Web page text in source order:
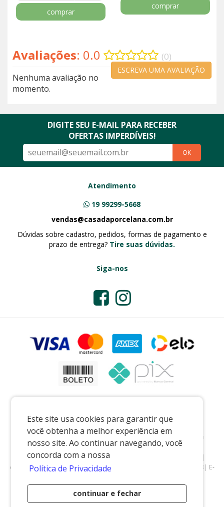
Este site usa cookies para garantir que
você obtenha a melhor experiência em
nosso site. Ao continuar navegando, você
concorda com a nossa
Política de Privacidade
continuar e fechar
comprar
comprar
Avaliações: 0.0 (0)
ESCREVA UMA AVALIAÇÃO
Nenhuma avaliação no
momento.
DIGITE SEU E-MAIL PARA RECEBER
OFERTAS IMPERDÍVEIS!
OK
Atendimento
19 99299-5668
vendas@casadaporcelana.com.br
Dúvidas sobre cadastro, pedidos, formas de pagamento e
prazo de entrega? Tire suas dúvidas.
Siga-nos
Preços e condições exclusivos para o casadaporcelana.com.br e para o
televendas, podendo sofrer alterações sem prévia notiﬁcação.
CASA DA PORCELANA COMERCIO LTDA
|
casadaporcelana.com.br|Pedreira/SP
| Telefone: 19 99299-5668| E-
Desenvolvido por